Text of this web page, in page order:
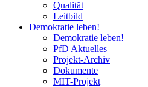
Qualität
Leitbild
Demokratie leben!
Demokratie leben!
PfD Aktuelles
Projekt-Archiv
Dokumente
MIT-Projekt